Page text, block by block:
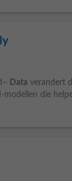
Data verandert
modellen die